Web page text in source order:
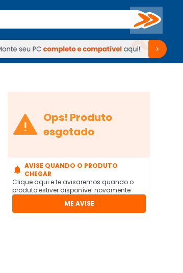
Buscar
Periféricos TV Venda no KaBuM!
TV Venda no KaBuM!
 Ops! Produto
esgotado
 AVISE QUANDO O PRODUTO
CHEGAR
Clique aqui e te avisaremos quando o
produto estiver disponível novamente
ME AVISE